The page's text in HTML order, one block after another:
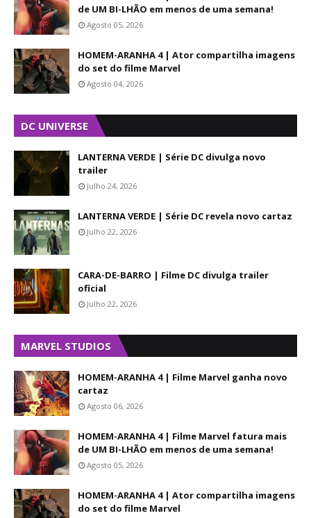
de UM BI-LHÃO em menos de uma semana!
Agosto 05, 2026
HOMEM-ARANHA 4 | Ator compartilha imagens
do set do filme Marvel
Agosto 04, 2026
DC UNIVERSE
LANTERNA VERDE | Série DC divulga novo
trailer
Julho 24, 2026
LANTERNA VERDE | Série DC revela novo cartaz
Julho 22, 2026
CARA-DE-BARRO | Filme DC divulga trailer
oficial
Julho 22, 2026
MARVEL STUDIOS
HOMEM-ARANHA 4 | Filme Marvel ganha novo
cartaz
Agosto 06, 2026
HOMEM-ARANHA 4 | Filme Marvel fatura mais
de UM BI-LHÃO em menos de uma semana!
Agosto 05, 2026
HOMEM-ARANHA 4 | Ator compartilha imagens
do set do filme Marvel